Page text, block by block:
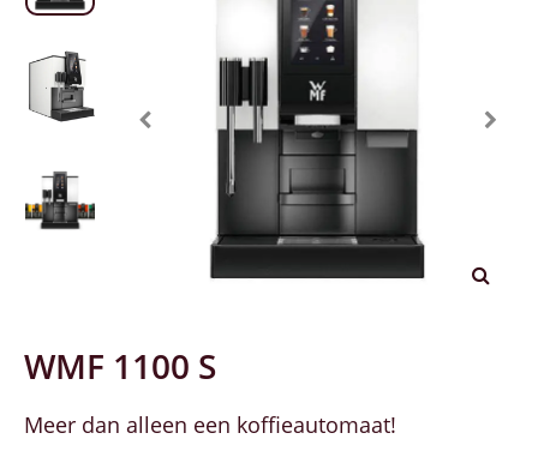
WMF 1100 S
Meer dan alleen een koffieautomaat!